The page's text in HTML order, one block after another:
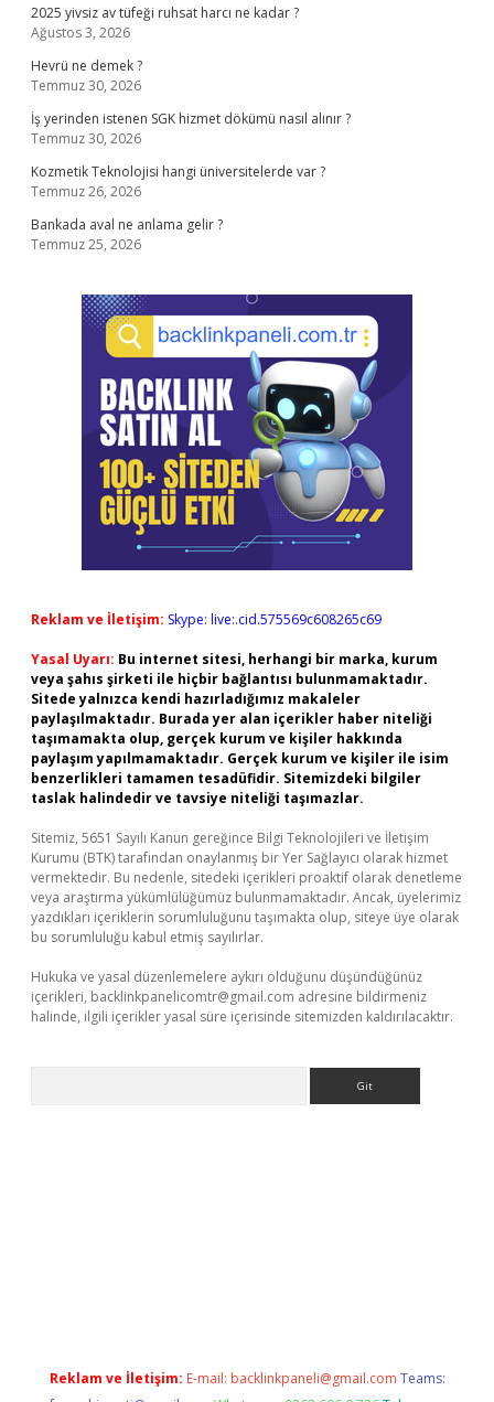
2025 yivsiz av tüfeği ruhsat harcı ne kadar ?
Ağustos 3, 2026
Hevrü ne demek ?
Temmuz 30, 2026
İş yerinden istenen SGK hizmet dökümü nasıl alınır ?
Temmuz 30, 2026
Kozmetik Teknolojisi hangi üniversitelerde var ?
Temmuz 26, 2026
Bankada aval ne anlama gelir ?
Temmuz 25, 2026
Reklam ve İletişim: Skype: live:.cid.575569c608265c69
Yasal Uyarı: Bu internet sitesi, herhangi bir marka, kurum
veya şahıs şirketi ile hiçbir bağlantısı bulunmamaktadır.
Sitede yalnızca kendi hazırladığımız makaleler
paylaşılmaktadır. Burada yer alan içerikler haber niteliği
taşımamakta olup, gerçek kurum ve kişiler hakkında
paylaşım yapılmamaktadır. Gerçek kurum ve kişiler ile isim
benzerlikleri tamamen tesadüfidir. Sitemizdeki bilgiler
taslak halindedir ve tavsiye niteliği taşımazlar.
Sitemiz, 5651 Sayılı Kanun gereğince Bilgi Teknolojileri ve İletişim
Kurumu (BTK) tarafından onaylanmış bir Yer Sağlayıcı olarak hizmet
vermektedir. Bu nedenle, sitedeki içerikleri proaktif olarak denetleme
veya araştırma yükümlülüğümüz bulunmamaktadır. Ancak, üyelerimiz
yazdıkları içeriklerin sorumluluğunu taşımakta olup, siteye üye olarak
bu sorumluluğu kabul etmiş sayılırlar.
Hukuka ve yasal düzenlemelere aykırı olduğunu düşündüğünüz
içerikleri, backlinkpanelicomtr@gmail.com adresine bildirmeniz
halinde, ilgili içerikler yasal süre içerisinde sitemizden kaldırılacaktır.
Reklam ve İletişim: E-mail: backlinkpaneli@gmail.com Teams: